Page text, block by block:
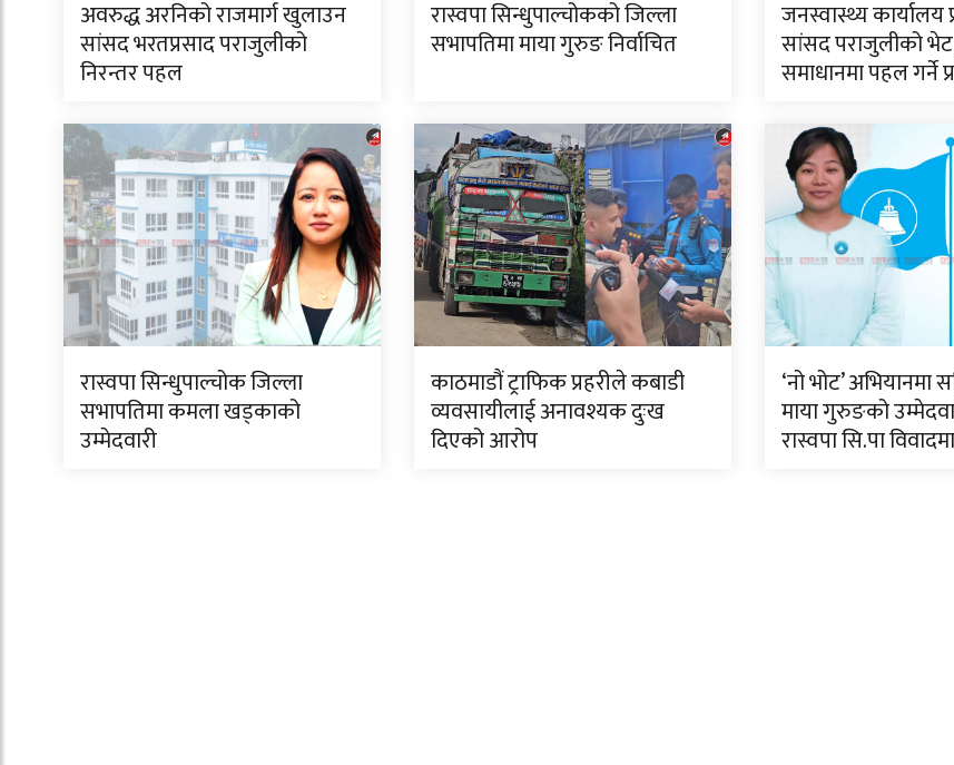
अवरुद्ध अरनिको राजमार्ग खुलाउन
सांसद भरतप्रसाद पराजुलीको
निरन्तर पहल
रास्वपा सिन्धुपाल्चोकको जिल्ला
सभापतिमा माया गुरुङ निर्वाचित
जनस्वास्थ्य
सांसद पराजुलीको
समाधानमा पहल गर्ने
रास्वपा सिन्धुपाल्चोक जिल्ला
सभापतिमा कमला खड्काको
उम्मेदवारी
काठमाडौं ट्राफिक प्रहरीले कबाडी
व्यवसायीलाई अनावश्यक दुःख
दिएको आरोप
‘नो भोट’ अभियानमा
माया गुरुङको
रास्वपा सि.पा विवादमा